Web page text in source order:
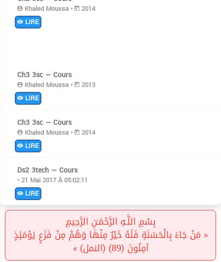
Khaled Moussa •
2014
LIRE
Ch3 3sc — Cours
Khaled Moussa •
2013
LIRE
Ch3 3sc — Cours
Khaled Moussa •
2014
LIRE
Ds2 3tech — Cours
• 21 Mai 2017 À 05:02:11
LIRE
بِسْمِ اللَّـهِ الرَّحْمَـٰنِ الرَّحِيمِ
« مَنْ جَاءَ بِالْحَسَنَةِ فَلَهُ خَيْرٌ مِنْهَا وَهُمْ مِنْ فَزَعٍ يَوْمَئِذٍ
آمِنُونَ (89) (النمل) »